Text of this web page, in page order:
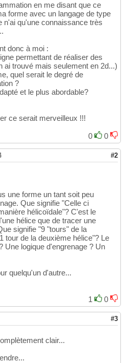
en me disant que ce
forme avec un langage de type
n'ai qu'une connaissance très
donc à moi :
permettant de réaliser des
ai trouvé mais seulement en 2d...)
quel serait le degré de
?
et le plus abordable?
ce serait merveilleux !!!
0
0
#2
une forme un tant soit peu
Que signifie "Celle ci
hélicoïdale"? C'est le
hélice que de tracer une
signifie "9 "tours" de la
tour de la deuxième hélice"? Le
Une logique d'engrenage ? Un
quelqu'un d'autre...
1
0
#3
clair...